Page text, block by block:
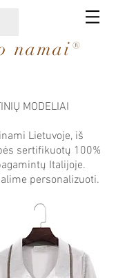
namai®
MODELIAI
Lietuvoje, iš
sertifikuotų 100%
Italijoje.
personalizuoti.